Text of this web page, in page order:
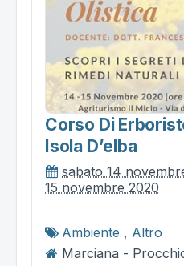
Corso Di
Isola D’elba
sabato 14
15 novembre 2020
Ambiente , Altro
Marciana -